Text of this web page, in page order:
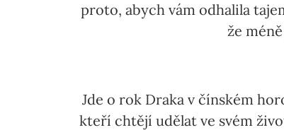
proto, abych vám odhalila
že
Jde o rok Draka v čínském
kteří chtějí udělat ve svém